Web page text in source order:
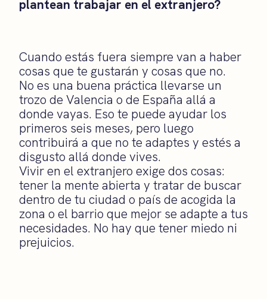
plantean trabajar en el extranjero?
Cuando estás fuera siempre van a haber
cosas que te gustarán y cosas que no.
No es una buena práctica llevarse un
trozo de Valencia o de España allá a
donde vayas. Eso te puede ayudar los
primeros seis meses, pero luego
contribuirá a que no te adaptes y estés a
disgusto allá donde vives.
Vivir en el extranjero exige dos cosas:
tener la mente abierta y tratar de buscar
dentro de tu ciudad o país de acogida la
zona o el barrio que mejor se adapte a tus
necesidades. No hay que tener miedo ni
prejuicios.